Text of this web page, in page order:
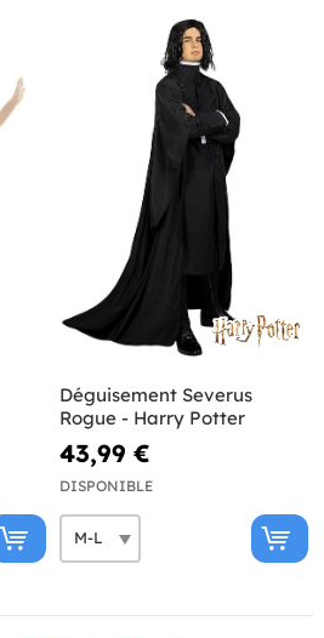
Déguisement Severus
Rogue - Harry Potter
43,99 €
DISPONIBLE